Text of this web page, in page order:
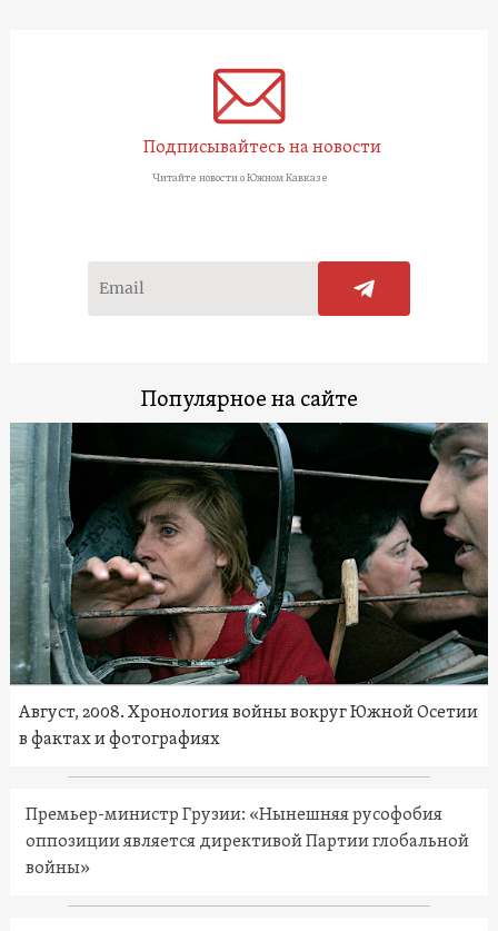
Подписывайтесь на новости
Читайте новости о Южном Кавказе
Популярное на сайте
Август, 2008. Хронология войны вокруг Южной Осетии
в фактах и фотографиях
Премьер-министр Грузии: «Нынешняя русофобия
оппозиции является директивой Партии глобальной
войны»